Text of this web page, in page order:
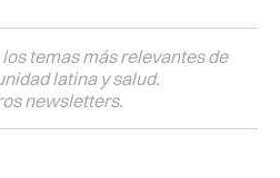
temas más relevantes de
latina y salud.
newsletters.